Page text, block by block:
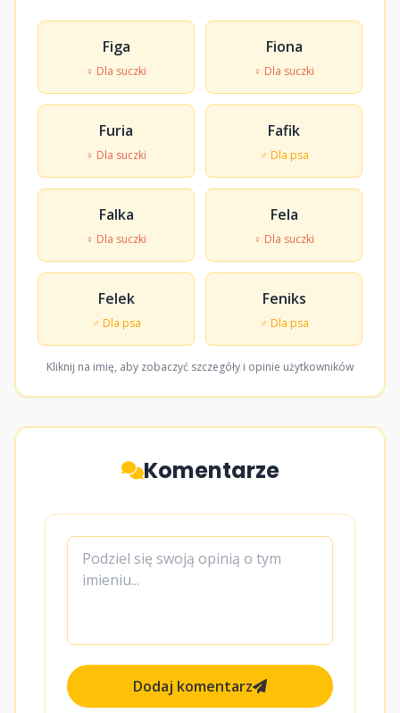
Figa
♀ Dla suczki
Fiona
♀ Dla suczki
Furia
♀ Dla suczki
Fafik
♂ Dla psa
Falka
♀ Dla suczki
Fela
♀ Dla suczki
Felek
♂ Dla psa
Feniks
♂ Dla psa
Kliknij na imię, aby zobaczyć szczegóły i opinie użytkowników
Komentarze
Dodaj komentarz